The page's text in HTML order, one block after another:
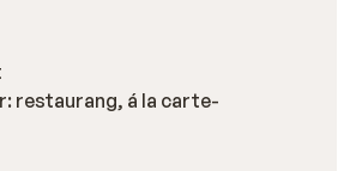
restaurang, á la carte-